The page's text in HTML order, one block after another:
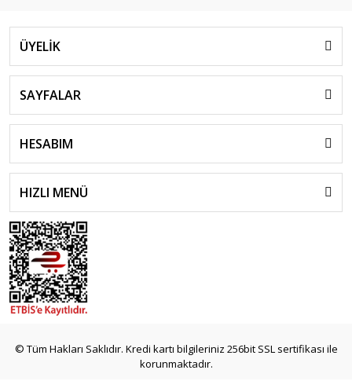
ÜYELİK
SAYFALAR
HESABIM
HIZLI MENÜ
© Tüm Hakları Saklıdır. Kredi kartı bilgileriniz 256bit SSL sertifikası ile
korunmaktadır.